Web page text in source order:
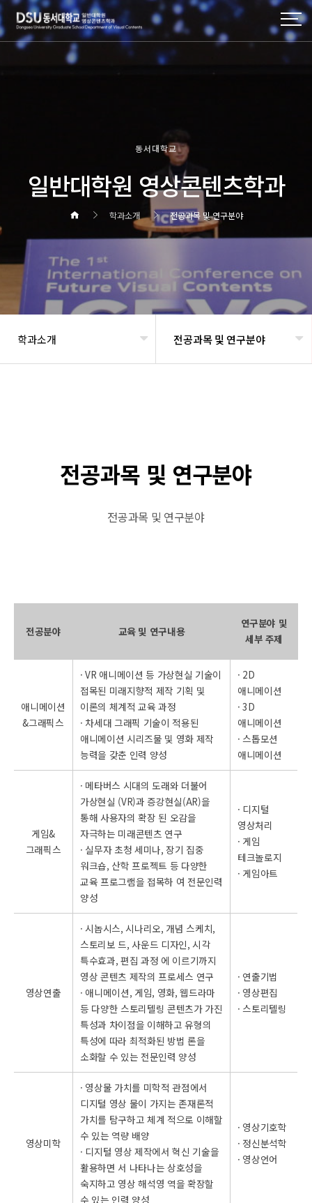
동서대학교
일반대학원 영상콘텐츠학과
학과소개 전공과목 및 연구분야
학과소개 전공과목 및 연구분야
전공과목 및 연구분야
전공과목 및 연구분야
전공분야 교육 및 연구내용
연구분야 및
세부 주제
애니메이션
&그래픽스
· VR 애니메이션 등 가상현실 기술이
접목된 미래지향적 제작 기획 및
이론의 체계적 교육 과정
· 차세대 그래픽 기술이 적용된
애니메이션 시리즈물 및 영화 제작
능력을 갖춘 인력 양성
· 2D
애니메이션
· 3D
애니메이션
· 스톱모션
애니메이션
게임&
그래픽스
· 메타버스 시대의 도래와 더불어
가상현실 (VR)과 증강현실(AR)을
통해 사용자의 확장 된 오감을
자극하는 미래콘텐츠 연구
· 실무자 초청 세미나, 장기 집중
워크숍, 산학 프로젝트 등 다양한
교육 프로그램을 접목하 여 전문인력
양성
· 디지털
영상처리
· 게임
테크놀로지
· 게임아트
영상연출
· 시놉시스, 시나리오, 개념 스케치,
스토리보 드, 사운드 디자인, 시각
특수효과, 편집 과정 에 이르기까지
영상 콘텐츠 제작의 프로세스 연구
· 애니메이션, 게임, 영화, 웹드라마
등 다양한 스토리텔링 콘텐츠가 가진
특성과 차이점을 이해하고 유형의
특성에 따라 최적화된 방법 론을
소화할 수 있는 전문인력 양성
· 연출기법
· 영상편집
· 스토리텔링
영상미학
· 영상물 가치를 미학적 관점에서
디지털 영상 물이 가지는 존재론적
가치를 탐구하고 체계 적으로 이해할
수 있는 역량 배양
· 디지털 영상 제작에서 혁신 기술을
활용하면 서 나타나는 상호성을
숙지하고 영상 해석영 역을 확장할
수 있는 인력 양성
· 영상기호학
· 정신분석학
· 영상언어